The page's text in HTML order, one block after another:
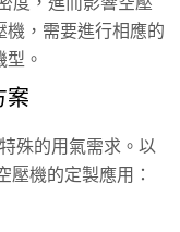
，需要進行相應的
。
案
殊的用氣需求。以
壓機的定製應用：